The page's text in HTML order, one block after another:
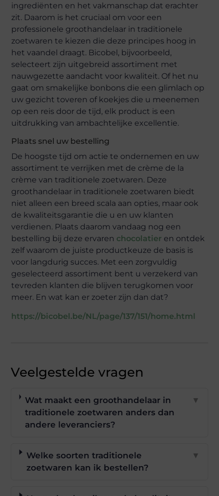
ingrediënten en het vakmanschap dat erachter
zit. Daarom is het cruciaal om voor een
professionele groothandelaar in traditionele
zoetwaren te kiezen die deze principes hoog in
het vaandel draagt. Bicobel, bijvoorbeeld,
selecteert zijn uitgebreid assortiment met
nauwgezette aandacht voor kwaliteit. Of het nu
gaat om smakelijke bonbons die een glimlach op
uw gezicht toveren of koekjes die u meenemen
op een reis door de tijd, elk product is een
uitdrukking van ambachtelijke excellentie.
Plaats snel uw bestelling
De hoogste tijd om actie te ondernemen en uw
assortiment te verrijken met de crème de la
crème van traditionele zoetwaren. Deze
groothandelaar in traditionele zoetwaren biedt
niet alleen een breed scala aan opties, maar ook
de kwaliteitsgarantie die u en uw klanten
verdienen. Plaats daarom vandaag nog een
bestelling bij deze ervaren chocolatier en ontdek
zelf waarom de juiste productkeuze de basis is
voor langdurig succes. Met een zorgvuldig
geselecteerd assortiment bent u verzekerd van
tevreden klanten die blijven terugkomen voor
meer. En wat kan er zoeter zijn dan dat?
https://bicobel.be/NL/page/137/151/home.html
Veelgestelde vragen
Wat maakt een groothandelaar in
traditionele zoetwaren anders dan
andere leveranciers?
▼
Welke soorten traditionele
zoetwaren kan ik bestellen?
▼